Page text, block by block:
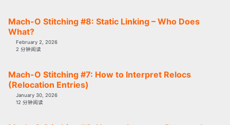
Mach-O Stitching #8: Static Linking – Who Does
What?
February 2, 2026
2 分钟阅读
Mach-O Stitching #7: How to Interpret Relocs
(Relocation Entries)
January 30, 2026
12 分钟阅读